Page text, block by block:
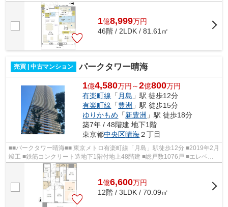
徒歩11分 東京メトロ有楽町線・都営...
1億8,999万円
46階 / 2LDK / 81.61㎡
売買 | 中古マンション パークタワー晴海
1億4,580万円～2億800万円
有楽町線 「 月島 」駅 徒歩12分
有楽町線 「豊洲 」駅 徒歩15分
ゆりかもめ 「新豊洲 」駅 徒歩18分
築7年 / 48階建 地下1階
東京都中央区晴海２丁目
■■パークタワー晴海■■ 東京メトロ有楽町線「月島」駅徒歩12分 ■2019年2月
竣工 ■鉄筋コンクリート造地下1階付地上48階建 ■総戸数1076戸 ■エレベー
ター12基完備 ■ダブルオートロック完...
1億6,600万円
12階 / 3LDK / 70.09㎡